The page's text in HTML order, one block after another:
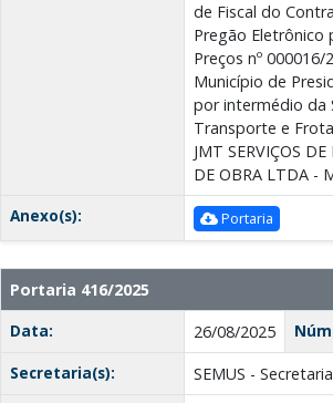
de Fiscal do
Pregão Eletrônico
Preços nº
Município de
por intermédio da
Transporte e
JMT SERVIÇOS
DE OBRA LTDA -
Anexo(s):
Portaria
Portaria 416/2025
Data:
26/08/2025
Secretaria(s):
SEMUS -